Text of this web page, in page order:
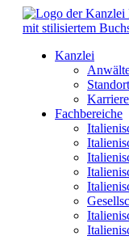
Kanzlei
Karriere
Fachbereiche